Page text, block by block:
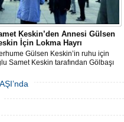
Keskin’den Annesi Gülsen
İçin Lokma Hayrı
Gülsen Keskin’in ruhu için
Samet Keskin tarafından Gölbaşı
lokma ikramı gerçekleştirildi.
hayra çok sayıda siyasi
sivil toplum kuruluşu üyeleri ve